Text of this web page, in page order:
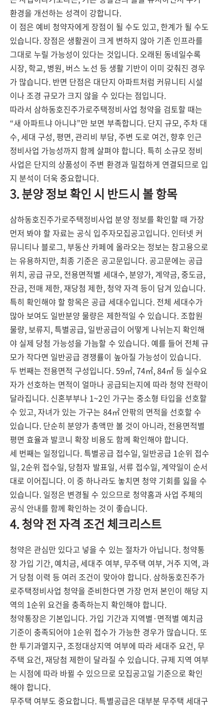
환경을 개선하는 성격이 강합니다.
이 점은 예비 청약자에게 장점이 될 수도 있고, 한계가 될 수도
있습니다. 장점은 생활권이 크게 변하지 않아 기존 인프라를
그대로 누릴 가능성이 있다는 것입니다. 오래된 동네일수록
시장, 학교, 병원, 버스 노선 등 생활 기반이 이미 갖춰진 경우
가 많습니다. 반면 단점은 대단지 아파트처럼 커뮤니티 시설
이나 조경 규모가 크지 않을 수 있다는 점입니다.
따라서 삼하동호진주가로주택정비사업 청약을 검토할 때는
“새 아파트냐 아니냐”만 보면 부족합니다. 단지 규모, 주차 대
수, 세대 구성, 평면, 관리비 부담, 주변 도로 여건, 향후 인근
정비사업 가능성까지 함께 살펴야 합니다. 특히 소규모 정비
사업은 단지의 상품성이 주변 환경과 밀접하게 연결되므로 입
지 분석이 더욱 중요합니다.
3. 분양 정보 확인 시 반드시 볼 항목
삼하동호진주가로주택정비사업 분양 정보를 확인할 때 가장
먼저 봐야 할 자료는 공식 입주자모집공고입니다. 인터넷 커
뮤니티나 블로그, 부동산 카페에 올라오는 정보는 참고용으로
는 유용하지만, 최종 기준은 공고문입니다. 공고문에는 공급
위치, 공급 규모, 전용면적별 세대수, 분양가, 계약금, 중도금,
잔금, 전매 제한, 재당첨 제한, 청약 자격 등이 담겨 있습니다.
특히 확인해야 할 항목은 공급 세대수입니다. 전체 세대수가
많아 보여도 일반분양 물량은 제한적일 수 있습니다. 조합원
물량, 보류지, 특별공급, 일반공급이 어떻게 나뉘는지 확인해
야 실제 당첨 가능성을 가늠할 수 있습니다. 예를 들어 전체 규
모가 작다면 일반공급 경쟁률이 높아질 가능성이 있습니다.
두 번째는 전용면적 구성입니다. 59㎡, 74㎡, 84㎡ 등 실수요
자가 선호하는 면적이 얼마나 공급되는지에 따라 청약 전략이
달라집니다. 신혼부부나 1~2인 가구는 중소형 타입을 선호할
수 있고, 자녀가 있는 가구는 84㎡ 안팎의 면적을 선호할 수
있습니다. 단순히 분양가 총액만 볼 것이 아니라, 전용면적별
평면 효율과 발코니 확장 비용도 함께 확인해야 합니다.
세 번째는 일정입니다. 특별공급 접수일, 일반공급 1순위 접수
일, 2순위 접수일, 당첨자 발표일, 서류 접수일, 계약일이 순서
대로 이어집니다. 이 중 하나라도 놓치면 청약 기회를 잃을 수
있습니다. 일정은 변경될 수 있으므로 청약홈과 사업 주체의
공식 안내를 함께 확인하는 것이 좋습니다.
4. 청약 전 자격 조건 체크리스트
청약은 관심만 있다고 넣을 수 있는 절차가 아닙니다. 청약통
장 가입 기간, 예치금, 세대주 여부, 무주택 여부, 거주 지역, 과
거 당첨 이력 등 여러 조건이 맞아야 합니다. 삼하동호진주가
로주택정비사업 청약을 준비한다면 가장 먼저 본인이 해당 지
역의 1순위 요건을 충족하는지 확인해야 합니다.
청약통장은 기본입니다. 가입 기간과 지역별·면적별 예치금
기준이 충족되어야 1순위 접수가 가능한 경우가 많습니다. 또
한 투기과열지구, 조정대상지역 여부에 따라 세대주 요건, 무
주택 요건, 재당첨 제한이 달라질 수 있습니다. 규제 지역 여부
는 시점에 따라 바뀔 수 있으므로 모집공고일 기준으로 확인
해야 합니다.
무주택 여부도 중요합니다. 특별공급은 대부분 무주택 세대구